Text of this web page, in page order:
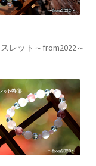
レット～from2022～